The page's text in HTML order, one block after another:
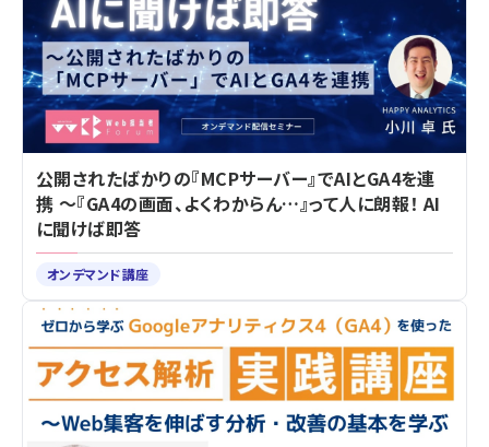
公開されたばかりの『MCPサーバー』でAIとGA4を連
携 ～『GA4の画面、よくわからん…』って人に朗報！ AI
に聞けば即答
オンデマンド講座